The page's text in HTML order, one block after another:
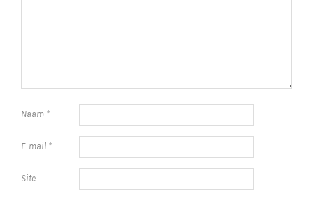
Naam *
E-mail *
Site